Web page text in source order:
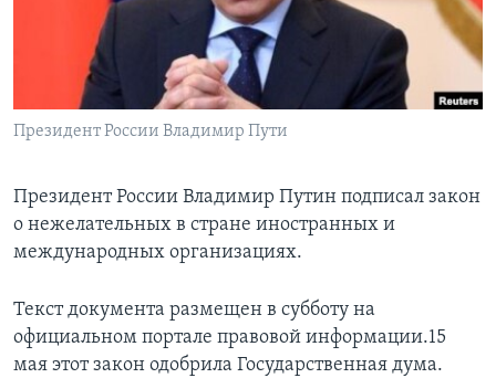
Learning English
СОЦИАЛЬНЫЕ СЕТИ
Языки
Президент России Владимир Пути
Президент России Владимир Путин подписал закон
о нежелательных в стране иностранных и
международных организациях.
Текст документа размещен в субботу на
официальном портале правовой информации.15
мая этот закон одобрила Государственная дума.